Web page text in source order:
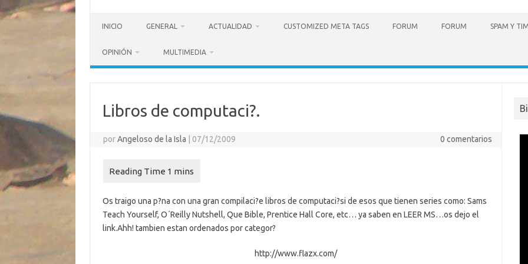
INICIO GENERAL ACTUALIDAD CUSTOMIZED META TAGS FORUM FORUM SPAM Y
OPINIÓN MULTIMEDIA
Libros de computaci?.
porAngeloso de la Isla 07/12/2009 0 comentarios
Os traigo una p?na con una gran compilaci?e libros de computaci?si de esos que tienen series como: Sams
Teach Yourself, O´Reilly Nutshell, Que Bible, Prentice Hall Core, etc… ya saben en LEER MS…os dejo el
link.Ahh! tambien estan ordenados por categor?
http://www.flazx.com/